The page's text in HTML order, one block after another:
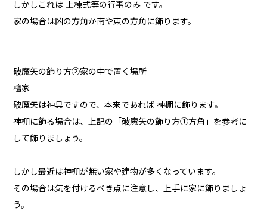
しかしこれは 上棟式等の行事のみ です。
家の場合は凶の方角か南や東の方角に飾ります。
破魔矢の飾り方②家の中で置く場所
檀家
破魔矢は神具ですので、本来であれば 神棚に飾ります。
神棚に飾る場合は、上記の「破魔矢の飾り方①方角」を参考に
して飾りましょう。
しかし最近は神棚が無い家や建物が多くなっています。
その場合は気を付けるべき点に注意し、上手に家に飾りましょ
う。